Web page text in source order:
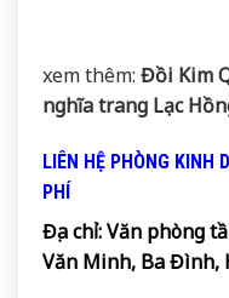
xem thêm: Đồi Kim
nghĩa trang Lạc
LIÊN HỆ PHÒNG KINH
PHÍ
Địa chỉ: Văn phòng
Văn Minh, Ba Đình,